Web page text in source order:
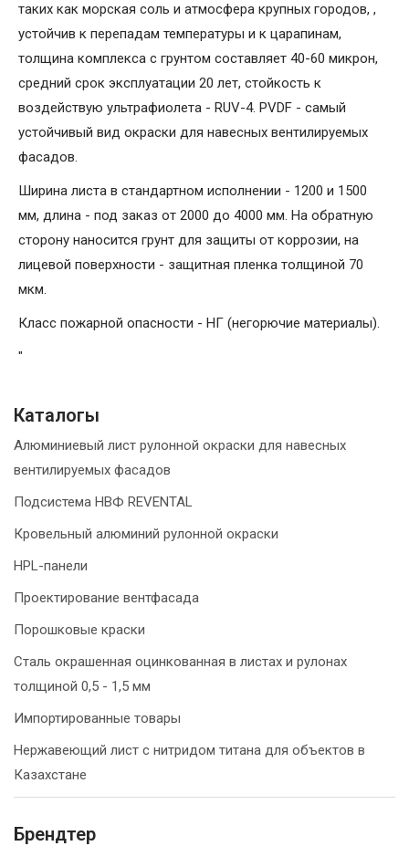
таких как морская соль и атмосфера крупных городов, ,
устойчив к перепадам температуры и к царапинам,
толщина комплекса с грунтом составляет 40-60 микрон,
средний срок эксплуатации 20 лет, стойкость к
воздействую ультрафиолета - RUV-4. PVDF - самый
устойчивый вид окраски для навесных вентилируемых
фасадов.
Ширина листа в стандартном исполнении - 1200 и 1500
мм, длина - под заказ от 2000 до 4000 мм. На обратную
сторону наносится грунт для защиты от коррозии, на
лицевой поверхности - защитная пленка толщиной 70
мкм.
Класс пожарной опасности - НГ (негорючие материалы).
"
Каталогы
Алюминиевый лист рулонной окраски для навесных
вентилируемых фасадов
Подсистема НВФ REVENTAL
Кровельный алюминий рулонной окраски
HPL-панели
Проектирование вентфасада
Порошковые краски
Сталь окрашенная оцинкованная в листах и рулонах
толщиной 0,5 - 1,5 мм
Импортированные товары
Нержавеющий лист с нитридом титана для объектов в
Казахстане
Брендтер